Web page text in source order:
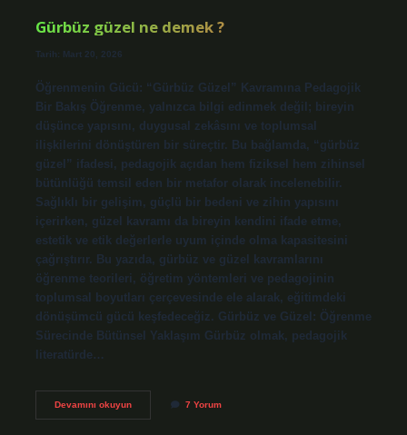
Gürbüz güzel ne demek ?
Tarih: Mart 20, 2026
Öğrenmenin Gücü: “Gürbüz Güzel” Kavramına Pedagojik
Bir Bakış Öğrenme, yalnızca bilgi edinmek değil; bireyin
düşünce yapısını, duygusal zekâsını ve toplumsal
ilişkilerini dönüştüren bir süreçtir. Bu bağlamda, “gürbüz
güzel” ifadesi, pedagojik açıdan hem fiziksel hem zihinsel
bütünlüğü temsil eden bir metafor olarak incelenebilir.
Sağlıklı bir gelişim, güçlü bir bedeni ve zihin yapısını
içerirken, güzel kavramı da bireyin kendini ifade etme,
estetik ve etik değerlerle uyum içinde olma kapasitesini
çağrıştırır. Bu yazıda, gürbüz ve güzel kavramlarını
öğrenme teorileri, öğretim yöntemleri ve pedagojinin
toplumsal boyutları çerçevesinde ele alarak, eğitimdeki
dönüşümcü gücü keşfedeceğiz. Gürbüz ve Güzel: Öğrenme
Sürecinde Bütünsel Yaklaşım Gürbüz olmak, pedagojik
literatürde…
Devamını okuyunGürbüz
7 Yorum